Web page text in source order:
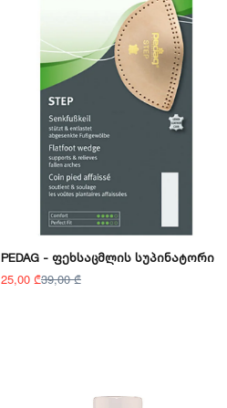
PEDAG - Ფეხსაცმლის Სუპინატორი
25,00 ₾39,00 ₾